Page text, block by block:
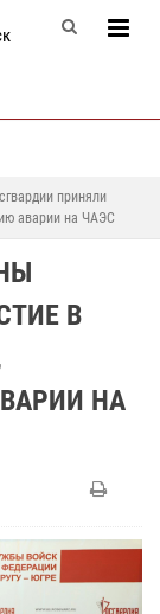
приняли
аварии на ЧАЭС
В
НА